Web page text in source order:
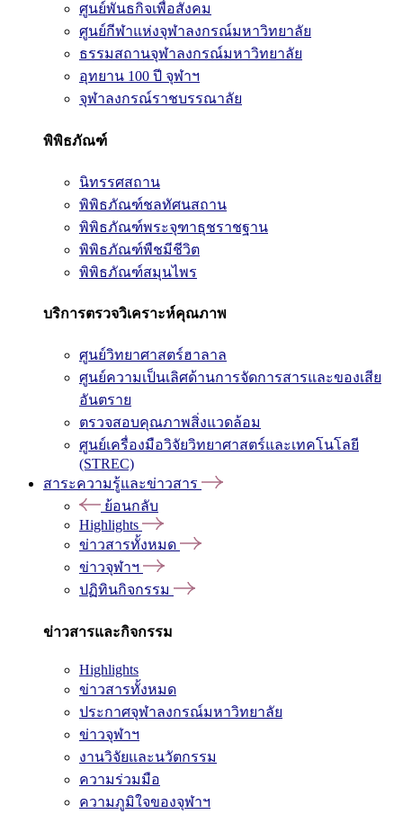
ศูนย์พันธกิจเพื่อสังคม
ศูนย์กีฬาแห่งจุฬาลงกรณ์มหาวิทยาลัย
ธรรมสถานจุฬาลงกรณ์มหาวิทยาลัย
อุทยาน 100 ปี จุฬาฯ
จุฬาลงกรณ์ราชบรรณาลัย
พิพิธภัณฑ์
นิทรรศสถาน
พิพิธภัณฑ์ชลทัศนสถาน
พิพิธภัณฑ์พระจุฑาธุชราชฐาน
พิพิธภัณฑ์พืชมีชีวิต
พิพิธภัณฑ์สมุนไพร
บริการตรวจวิเคราะห์คุณภาพ
ศูนย์วิทยาศาสตร์ฮาลาล
ศูนย์ความเป็นเลิศด้านการจัดการสารและของเสีย
อันตราย
ตรวจสอบคุณภาพสิ่งแวดล้อม
ศูนย์เครื่องมือวิจัยวิทยาศาสตร์และเทคโนโลยี
(STREC)
สาระความรู้และข่าวสาร
ย้อนกลับ
Highlights
ข่าวสารทั้งหมด
ข่าวจุฬาฯ
ปฏิทินกิจกรรม
ข่าวสารและกิจกรรม
Highlights
ข่าวสารทั้งหมด
ประกาศจุฬาลงกรณ์มหาวิทยาลัย
ข่าวจุฬาฯ
งานวิจัยและนวัตกรรม
ความร่วมมือ
ความภูมิใจของจุฬาฯ